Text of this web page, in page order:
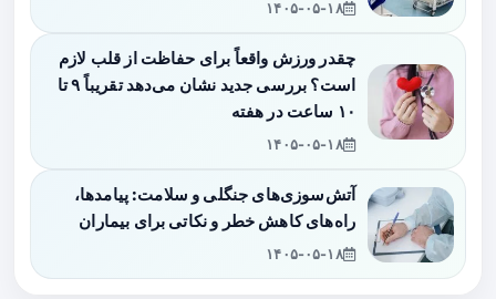
۱۴۰۵-۰۵-۱۸
چقدر ورزش واقعاً برای حفاظت از قلب لازم
است؟ بررسی جدید نشان می‌دهد تقریباً ۹ تا
۱۰ ساعت در هفته
۱۴۰۵-۰۵-۱۸
آتش‌سوزی‌های جنگلی و سلامت: پیامدها،
راه‌های کاهش خطر و نکاتی برای بیماران
۱۴۰۵-۰۵-۱۸